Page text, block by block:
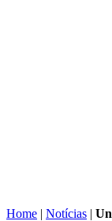
Home | Notícias |